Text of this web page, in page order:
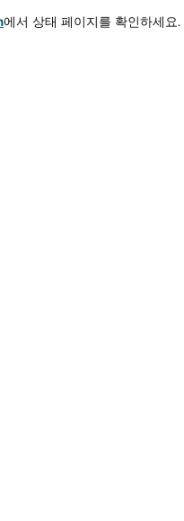
에서 상태 페이지를 확인하세요.